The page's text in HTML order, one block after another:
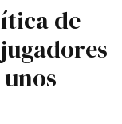
de